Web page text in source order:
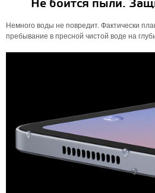
Не боится пыли.
Немного воды не повредит. Фактически
пребывание в пресной чистой воде на